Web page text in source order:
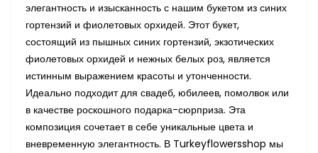
элегантность и изысканность с нашим букетом из синих
гортензий и фиолетовых орхидей. Этот букет,
состоящий из пышных синих гортензий, экзотических
фиолетовых орхидей и нежных белых роз, является
истинным выражением красоты и утонченности.
Идеально подходит для свадеб, юбилеев, помолвок или
в качестве роскошного подарка-сюрприза. Эта
композиция сочетает в себе уникальные цвета и
вневременную элегантность. В Turkeyflowersshop мы